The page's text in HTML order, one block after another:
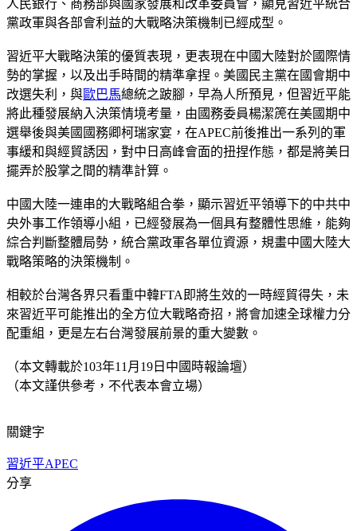
人民銀行、商務部與國家發展和改革委員會，顯見習近平統合
黨政軍與各部會利益的大戰略決策機制已經成型。
習近平大戰略決策的優質表現，更表現在中國大陸對於國際情
勢的掌握，以及出手時間的精準拿捏。美國民主黨在國會期中
改選失利，與歐巴馬總統之跛腳，早為人所預見，但習近平能
將此種發展納入決策情境考量，由國務委員楊潔箎在美國期中
選舉後與美國國務卿柯瑞家宴，在APEC前後推出一系列的軍
事緩和與經貿誘因，對中日高峰會面的扭捏作態，都是將美日
擺弄於股掌之間的精準計算。
中國大陸一連串的大戰略組合拳，顯示習近平領導下的中共中
央外事工作領導小組，已經發展為一個具有整體性思維，能夠
綜合判斷整體局勢，統合黨政軍各單位資源，規畫中國大陸大
戰略策略的決策機制。
相較於台灣各界只看重中韓FTA即將生效的一時經貿得失，未
來習近平可能推出的全方位大戰略奇招，將會加速全球權力分
配重組，更是左右台灣發展前景的重大變數。
（本文轉載於103年11月19日中國時報論壇）
（本文謹供參考，不代表本會立場）
關鍵字
習近平APEC
分享